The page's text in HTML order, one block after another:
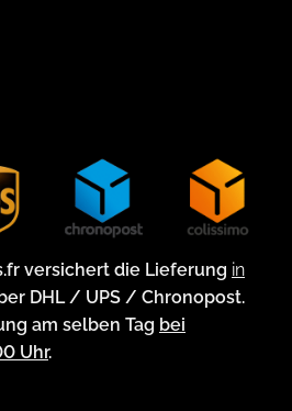
versichert die Lieferung in
DHL / UPS / Chronopost.
am selben Tag bei
Uhr.